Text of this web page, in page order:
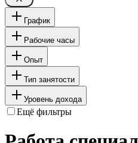
График
Рабочие часы
Опыт
Тип занятости
Уровень дохода
Ещё фильтры